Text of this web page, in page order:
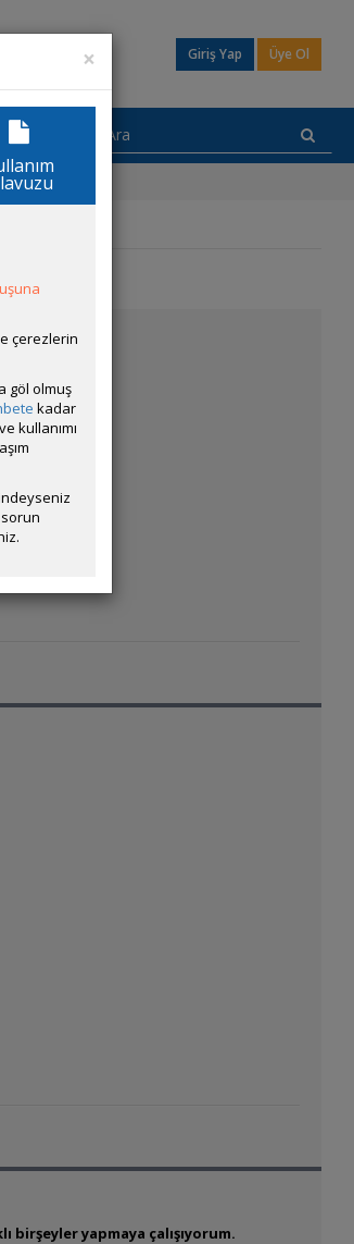
Giriş Yap Üye Ol
yapmaya çalışıyorum.
×
çerezlerin
göl olmuş
kadar
kullanımı